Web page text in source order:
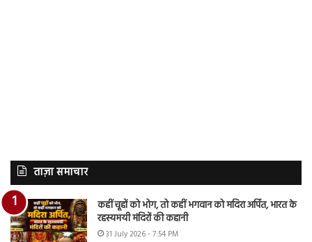
ताज़ा समाचार
कहीं चूहों को भोग, तो कहीं भगवान को मदिरा अर्पित, भारत के
रहस्यमयी मंदिरों की कहानी
31 July 2026 - 7:54 PM